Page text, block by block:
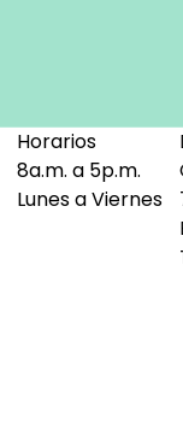
Horarios
8a.m. a 5p.m.
Lunes a Viernes